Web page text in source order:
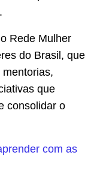
Rede Mulher
do Brasil, que
que
consolidar o
com as